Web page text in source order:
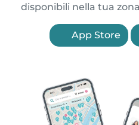
disponibili nella tua
App Store